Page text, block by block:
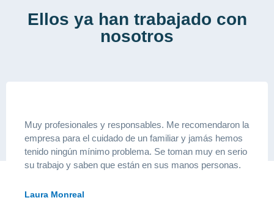
Ellos ya han trabajado con
nosotros
Muy profesionales y responsables. Me recomendaron la
empresa para el cuidado de un familiar y jamás hemos
tenido ningún mínimo problema. Se toman muy en serio
su trabajo y saben que están en sus manos personas.
Laura Monreal